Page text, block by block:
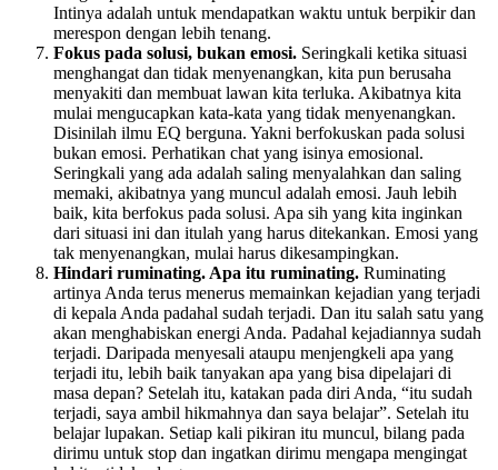
Intinya adalah untuk mendapatkan waktu untuk berpikir dan
merespon dengan lebih tenang.
Fokus pada solusi, bukan emosi. Seringkali ketika situasi
menghangat dan tidak menyenangkan, kita pun berusaha
menyakiti dan membuat lawan kita terluka. Akibatnya kita
mulai mengucapkan kata-kata yang tidak menyenangkan.
Disinilah ilmu EQ berguna. Yakni berfokuskan pada solusi
bukan emosi. Perhatikan chat yang isinya emosional.
Seringkali yang ada adalah saling menyalahkan dan saling
memaki, akibatnya yang muncul adalah emosi. Jauh lebih
baik, kita berfokus pada solusi. Apa sih yang kita inginkan
dari situasi ini dan itulah yang harus ditekankan. Emosi yang
tak menyenangkan, mulai harus dikesampingkan.
Hindari ruminating. Apa itu ruminating. Ruminating
artinya Anda terus menerus memainkan kejadian yang terjadi
di kepala Anda padahal sudah terjadi. Dan itu salah satu yang
akan menghabiskan energi Anda. Padahal kejadiannya sudah
terjadi. Daripada menyesali ataupu menjengkeli apa yang
terjadi itu, lebih baik tanyakan apa yang bisa dipelajari di
masa depan? Setelah itu, katakan pada diri Anda, “itu sudah
terjadi, saya ambil hikmahnya dan saya belajar”. Setelah itu
belajar lupakan. Setiap kali pikiran itu muncul, bilang pada
dirimu untuk stop dan ingatkan dirimu mengapa mengingat